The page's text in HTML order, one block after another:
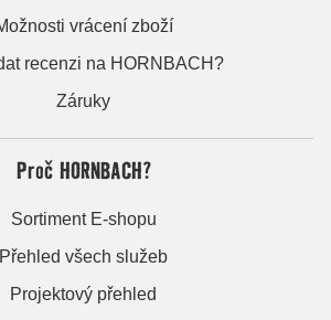
vrácení zboží
recenzi na HORNBACH?
Záruky
Proč HORNBACH?
Sortiment E-shopu
Přehled všech služeb
Projektový přehled